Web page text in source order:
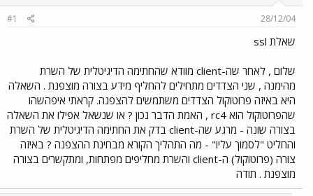
ש
א
ר
28/12/04
#1
שאלת ssl
שלום , לאחר שה-client מוודא שהחתימה הדיגיטלית של השרת
מהימנה , שני הצדדים מתחילים להחליף מידע בצורה מוצפנת . השאלה
היא באיזה פרוטוקול הצדדים משתמשים להצפנה. קראתי איפהשהו
שהפרוטוקול הוא rc4 , האמת הדבר נכון ? או שנשאל אפילו את השאלה
בצורה שונה - מרגע שה-client בדק את החתימה הדיגיטלית של השרת
והחליט "לסמוך עליו" - מה התהליך הקורא מבחינת ההצפנה ? באיזה
צורה (פרוטוקול) ה-client והשרת מחליפים מפתחות, ומתקשרים בצורה
מוצפנת . תודה